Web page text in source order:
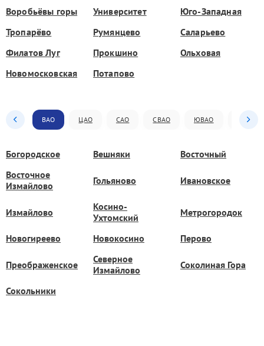
Воробьёвы горы Университет
Юго-Западная
Тропарёво
Румянцево
Саларьево
Филатов Луг
Прокшино
Ольховая
Новомосковская
Потапово
ВАО ЦАО САО СВАО ЮВАО ЮАО
Богородское Вешняки
Восточный
Восточное
Измайлово
Гольяново Ивановское
Измайлово
Косино-
Ухтомский
Метрогородок
Новогиреево Новокосино Перово
Преображенское
Северное
Измайлово
Соколиная Гора
Сокольники